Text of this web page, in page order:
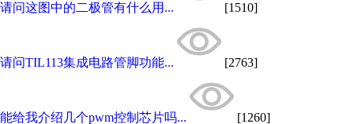
请问这图中的二极管有什么用... [1510]
请问TIL113集成电路管脚功能... [2763]
能给我介绍几个pwm控制芯片吗... [1260]